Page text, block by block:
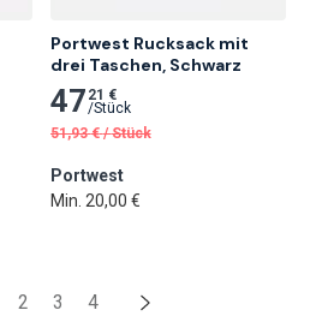
Portwest Rucksack mit
drei Taschen, Schwarz
47 21 €
/Stück
51,93 € /Stück
Portwest
Min. 20,00 €
2 3 4